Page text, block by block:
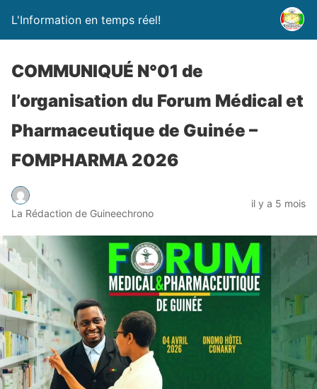
L'Information en temps réel!
COMMUNIQUÉ N°01 de
l’organisation du Forum Médical et
Pharmaceutique de Guinée –
FOMPHARMA 2026
La Rédaction de Guineechrono
il y a 5 mois